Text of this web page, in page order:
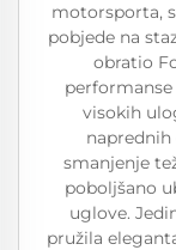
motorsporta,
pobjede na
obratio
visokih
smanjenje
poboljšano
uglove.
pružila